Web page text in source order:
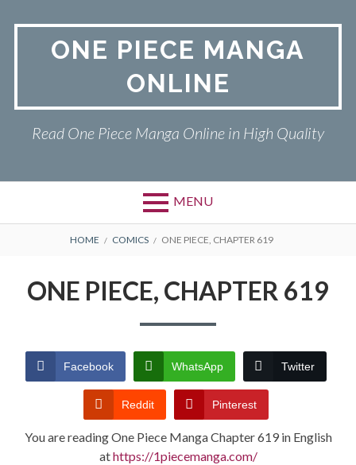
ONE PIECE MANGA
ONLINE
Read One Piece Manga Online in High Quality
MENU
Primary
ONE PIECE
TERMS AND
CONDITIONS
BREADCRUMBS
HOME COMICS ONE PIECE, CHAPTER 619
ONE PIECE, CHAPTER 619
Facebook WhatsApp Twitter
Reddit Pinterest
You are reading One Piece Manga Chapter 619 in English
athttps://1piecemanga.com/